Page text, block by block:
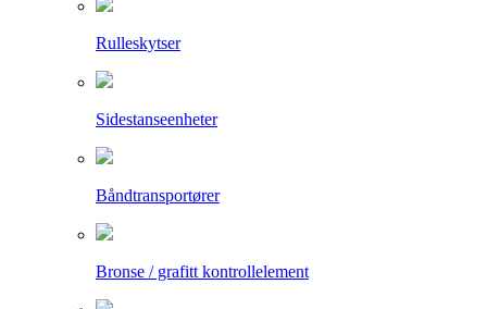
Rulleskytser
Sidestanseenheter
Båndtransportører
Bronse / grafitt kontrollelement